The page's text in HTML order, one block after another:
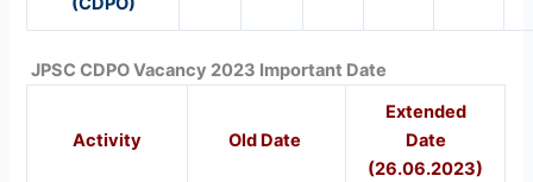
JPSC CDPO Vacancy 2023 Important Date
Activity Old Date
Extended
Date
(26.06.2023)